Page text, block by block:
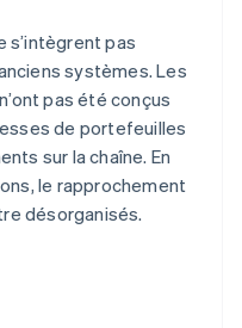
s’intègrent pas
systèmes. Les
pas été conçus
de portefeuilles
sur la chaîne. En
le rapprochement
désorganisés.